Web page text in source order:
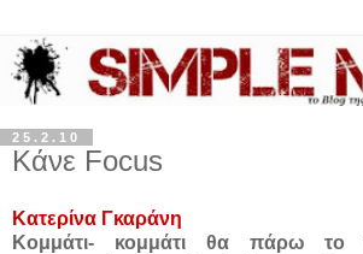
25.2.10
Κάνε Focus
Κατερίνα Γκαράνη
Κομμάτι- κομμάτι θα πάρω το